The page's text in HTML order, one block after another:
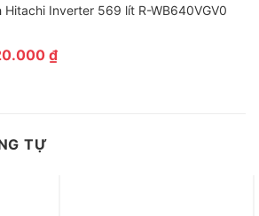
kết hợp chế độ Turbo+, công nghệ
và Eco cùng các tiện ích như Sleep
hiển thị nhiệt độ là lựa chọn phù hợp cho
Hitachi Inverter 569 lít R-WB640VGV0
₫
TỰ